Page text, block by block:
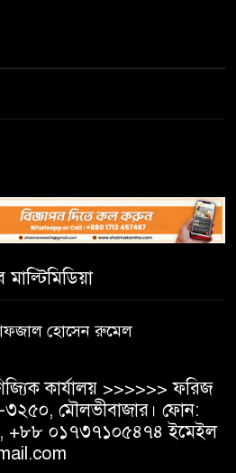
বড়লেখায় দারুল হিকমাহ
আইডিয়াল দাখিল মাদরাসায় জুলাই
গণঅভ্যত্থান দিবস উপলক্ষে
সমাবেশ ও গণমিছিল
হোসেন রুমেল
কার্যালয় >>>>>> ফরিজ
মৌলভীবাজার। ফোন:
০১৭৩৭১০৫৪৭৪ ইমেইল